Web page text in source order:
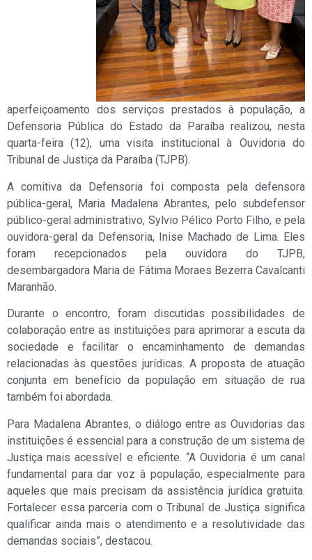
aperfeiçoamento dos serviços prestados à população, a
Defensoria Pública do Estado da Paraíba realizou, nesta
quarta-feira (12), uma visita institucional à Ouvidoria do
Tribunal de Justiça da Paraíba (TJPB).
A comitiva da Defensoria foi composta pela defensora
pública-geral, Maria Madalena Abrantes, pelo subdefensor
público-geral administrativo, Sylvio Pélico Porto Filho, e pela
ouvidora-geral da Defensoria, Inise Machado de Lima. Eles
foram recepcionados pela ouvidora do TJPB,
desembargadora Maria de Fátima Moraes Bezerra Cavalcanti
Maranhão.
Durante o encontro, foram discutidas possibilidades de
colaboração entre as instituições para aprimorar a escuta da
sociedade e facilitar o encaminhamento de demandas
relacionadas às questões jurídicas. A proposta de atuação
conjunta em benefício da população em situação de rua
também foi abordada.
Para Madalena Abrantes, o diálogo entre as Ouvidorias das
instituições é essencial para a construção de um sistema de
Justiça mais acessível e eficiente. “A Ouvidoria é um canal
fundamental para dar voz à população, especialmente para
aqueles que mais precisam da assistência jurídica gratuita.
Fortalecer essa parceria com o Tribunal de Justiça significa
qualificar ainda mais o atendimento e a resolutividade das
demandas sociais”, destacou.